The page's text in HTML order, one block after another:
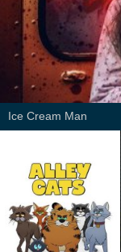
Ice Cream Man